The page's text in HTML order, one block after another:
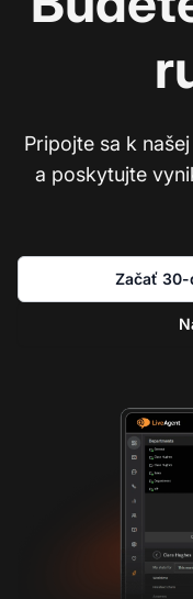
Pripojte sa k
a poskytujte
Začať